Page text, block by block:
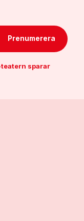
sparar